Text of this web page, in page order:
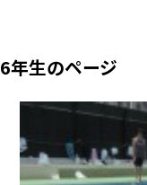
6年生のページ